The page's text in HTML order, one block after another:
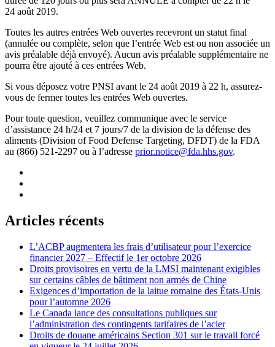
24 août 2019.
Toutes les autres entrées Web ouvertes recevront un statut final
(annulée ou complète, selon que l’entrée Web est ou non associée un
avis préalable déjà envoyé). Aucun avis préalable supplémentaire ne
pourra être ajouté à ces entrées Web.
Si vous déposez votre PNSI avant le 24 août 2019 à 22 h, assurez-
vous de fermer toutes les entrées Web ouvertes.
Pour toute question, veuillez communique avec le service
d’assistance 24 h/24 et 7 jours/7 de la division de la défense des
aliments (Division of Food Defense Targeting, DFDT) de la FDA
au (866) 521-2297 ou à l’adresse prior.notice@fda.hhs.gov.
Articles récents
L’ACBP augmentera les frais d’utilisateur pour l’exercice
financier 2027 – Effectif le 1er octobre 2026
Droits provisoires en vertu de la LMSI maintenant exigibles
sur certains câbles de bâtiment non armés de Chine
Exigences d’importation de la laitue romaine des États-Unis
pour l’automne 2026
Le Canada lance des consultations publiques sur
l’administration des contingents tarifaires de l’acier
Droits de douane américains Section 301 sur le travail forcé